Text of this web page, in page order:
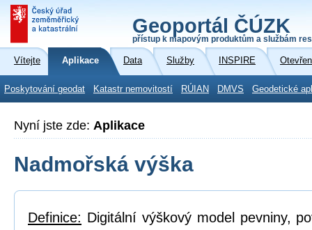
Geoportál ČÚZK
přístup k mapovým produktům a službám
Vítejte Aplikace Data Služby INSPIRE
Poskytování geodat Katastr nemovitostí RÚIAN DMVS Geodetické
Nyní jste zde: Aplikace
Nadmořská výška
Definice: Digitální výškový model pevniny,